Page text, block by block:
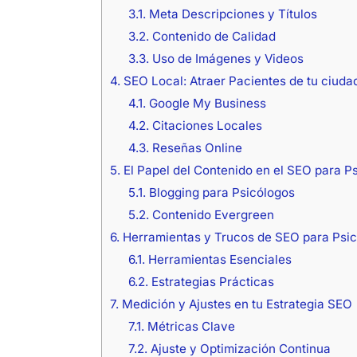
3.1. Meta Descripciones y Títulos
3.2. Contenido de Calidad
3.3. Uso de Imágenes y Videos
4. SEO Local: Atraer Pacientes de tu
4.1. Google My Business
4.2. Citaciones Locales
4.3. Reseñas Online
5. El Papel del Contenido en el SEO para
5.1. Blogging para Psicólogos
5.2. Contenido Evergreen
6. Herramientas y Trucos de SEO para
6.1. Herramientas Esenciales
6.2. Estrategias Prácticas
7. Medición y Ajustes en tu Estrategia SEO
7.1. Métricas Clave
7.2. Ajuste y Optimización Continua